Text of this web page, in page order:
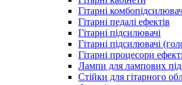
Гітарні
Гітарні педалі ефектів
Гітарні підсилювачі
Гітарні підсилювачі
Гітарні процесори
Лампи для лампових
Стійки для гітарного